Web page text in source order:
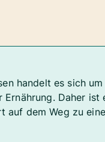
handelt es sich
Daher
dem Weg zu